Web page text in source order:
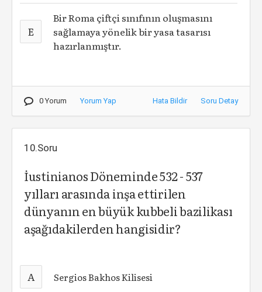
E
Bir Roma çiftçi sınıfının oluşmasını
sağlamaya yönelik bir yasa tasarısı
hazırlanmıştır.
0 Yorum Yorum Yap Hata Bildir Soru Detay
10.Soru
İustinianos Döneminde 532 - 537
yılları arasında inşa ettirilen
dünyanın en büyük kubbeli bazilikası
aşağıdakilerden hangisidir?
A Sergios Bakhos Kilisesi